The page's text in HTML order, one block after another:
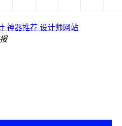
神器推荐 设计师网站